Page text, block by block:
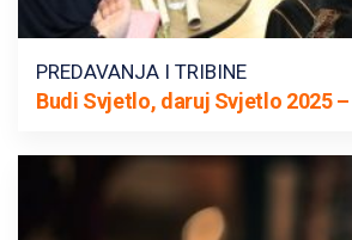
PREDAVANJA I TRIBINE
Budi Svjetlo, daruj Svjetlo 2025